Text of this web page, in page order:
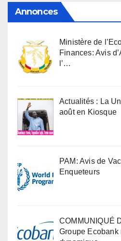
Annonces
Ministère de
Finances: Avis
l’…
Actualités : La
août en Kiosque
PAM: Avis de
Enqueteurs
COMMUNIQUÉ
Groupe